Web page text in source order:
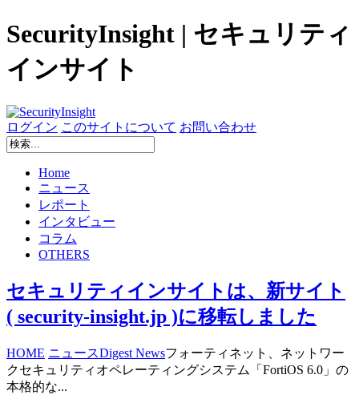
SecurityInsight | セキュリティ
インサイト
ログイン このサイトについて お問い合わせ
Home
ニュース
レポート
インタビュー
コラム
OTHERS
セキュリティインサイトは、新サイト
( security-insight.jp )に移転しました
HOME ニュースDigest Newsフォーティネット、ネットワー
クセキュリティオペレーティングシステム「FortiOS 6.0」の
本格的な...